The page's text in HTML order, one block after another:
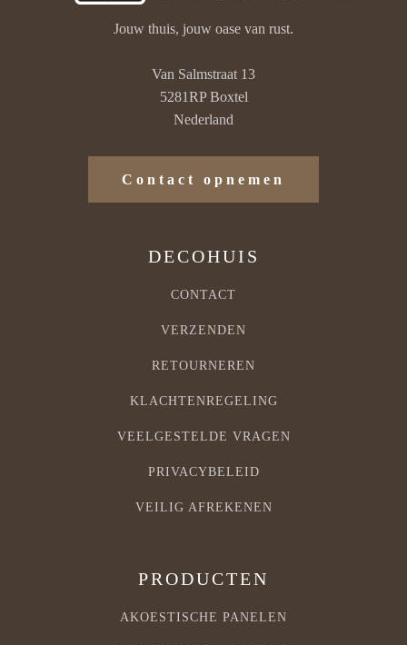
Jouw thuis, jouw oase van rust.
Van Salmstraat 13
5281RP Boxtel
Nederland
Contact opnemen
DECOHUIS
CONTACT
VERZENDEN
RETOURNEREN
KLACHTENREGELING
VEELGESTELDE VRAGEN
PRIVACYBELEID
VEILIG AFREKENEN
PRODUCTEN
AKOESTISCHE PANELEN